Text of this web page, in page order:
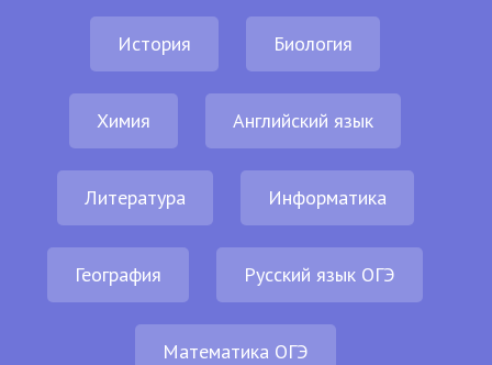
История Биология
Химия Английский язык
Литература Информатика
География Русский язык ОГЭ
Математика ОГЭ